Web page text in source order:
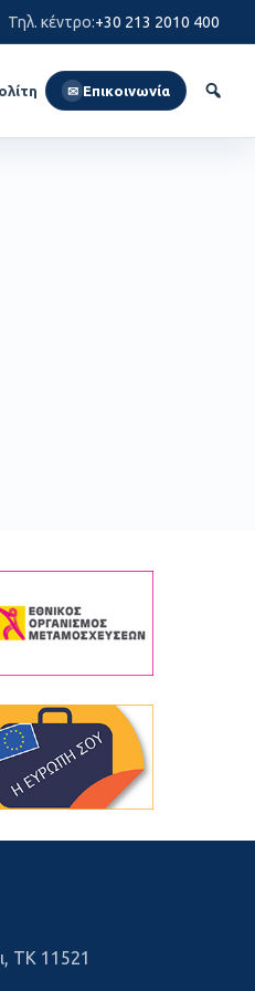
Τηλ. κέντρο:+30 213 2010 400
✉ Επικοινωνία
ΤΚ 11521